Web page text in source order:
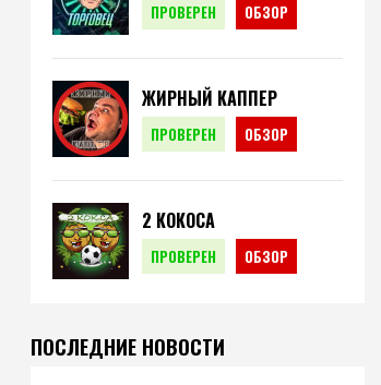
ПРОВЕРЕН ОБЗОР
ЖИРНЫЙ КАППЕР
ПРОВЕРЕН ОБЗОР
2 КОКОСА
ПРОВЕРЕН ОБЗОР
ПОСЛЕДНИЕ НОВОСТИ